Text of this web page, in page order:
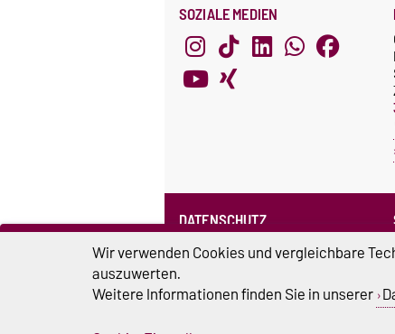
SOZIALE MEDIEN
DATENSCHUTZ
Datenschutzerklärung des SPRZ
Wir verwenden Cookies und vergleichbare
auszuwerten.
Weitere Informationen finden Sie in unserer